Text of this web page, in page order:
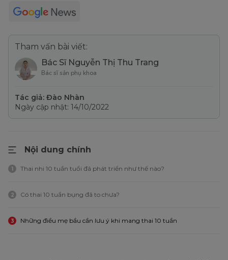
Tham vấn bài viết:
Bác Sĩ Nguyễn Thị Thu Trang
Bác sĩ sản phụ khoa
Tác giả: Đào Nhàn
Ngày cập nhật: 14/10/2022
Nội dung chính
1 Thai nhi 10 tuần tuổi đã phát triển như thế nào?
2 Có thai 10 tuần bụng đã to chưa?
3 Những điều mẹ bầu cần lưu ý khi mang thai 10 tuần